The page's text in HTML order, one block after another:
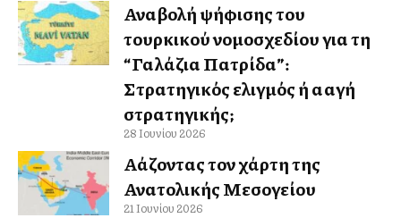
Αναβολή ψήφισης του
τουρκικού νομοσχεδίου για τη
“Γαλάζια Πατρίδα”:
Στρατηγικός ελιγμός ή αλλαγή
στρατηγικής;
28 Ιουνίου 2026
Αλλάζοντας τον χάρτη της
Ανατολικής Μεσογείου
21 Ιουνίου 2026